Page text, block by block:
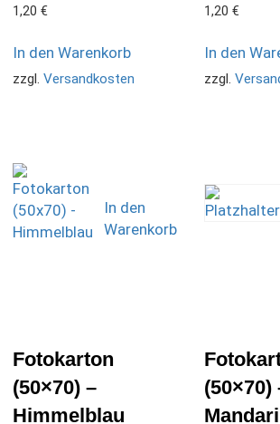
1,20 €
In den Warenkorb
zzgl. Versandkosten
1,20 €
In den
zzgl.
In den
Warenkorb
Fotokarton
(50×70) –
Himmelblau
(50×70)